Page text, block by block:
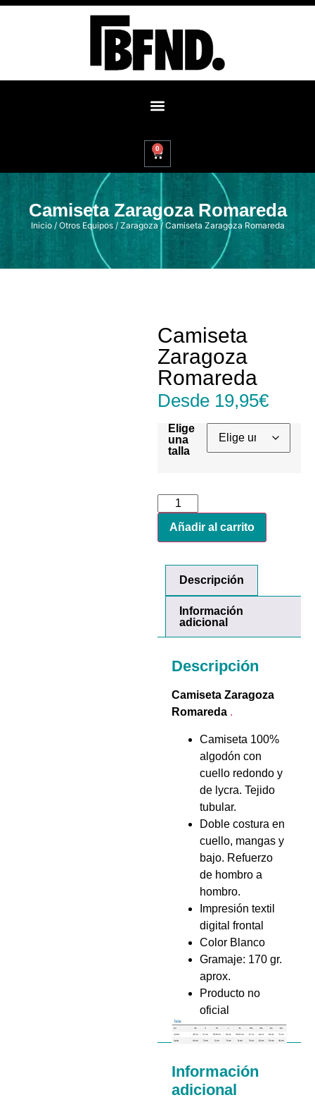
0
Camiseta Zaragoza Romareda
Inicio/ Otros Equipos/ Zaragoza / Camiseta Zaragoza Romareda
Camiseta
Zaragoza
Romareda
Desde 19,95€
Elige
una
talla
Añadir al carrito
Descripción
Información
adicional
Descripción
Camiseta Zaragoza
Romareda .
Camiseta 100%
algodón con
cuello redondo y
de lycra. Tejido
tubular.
Doble costura en
cuello, mangas y
bajo. Refuerzo
de hombro a
hombro.
Impresión textil
digital frontal
Color Blanco
Gramaje: 170 gr.
aprox.
Producto no
oficial
Información
adicional